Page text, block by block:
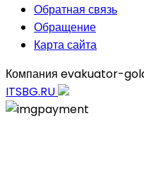
Обратная связь
Обращение
Карта сайта
Компания evakuator-
ITSBG.RU